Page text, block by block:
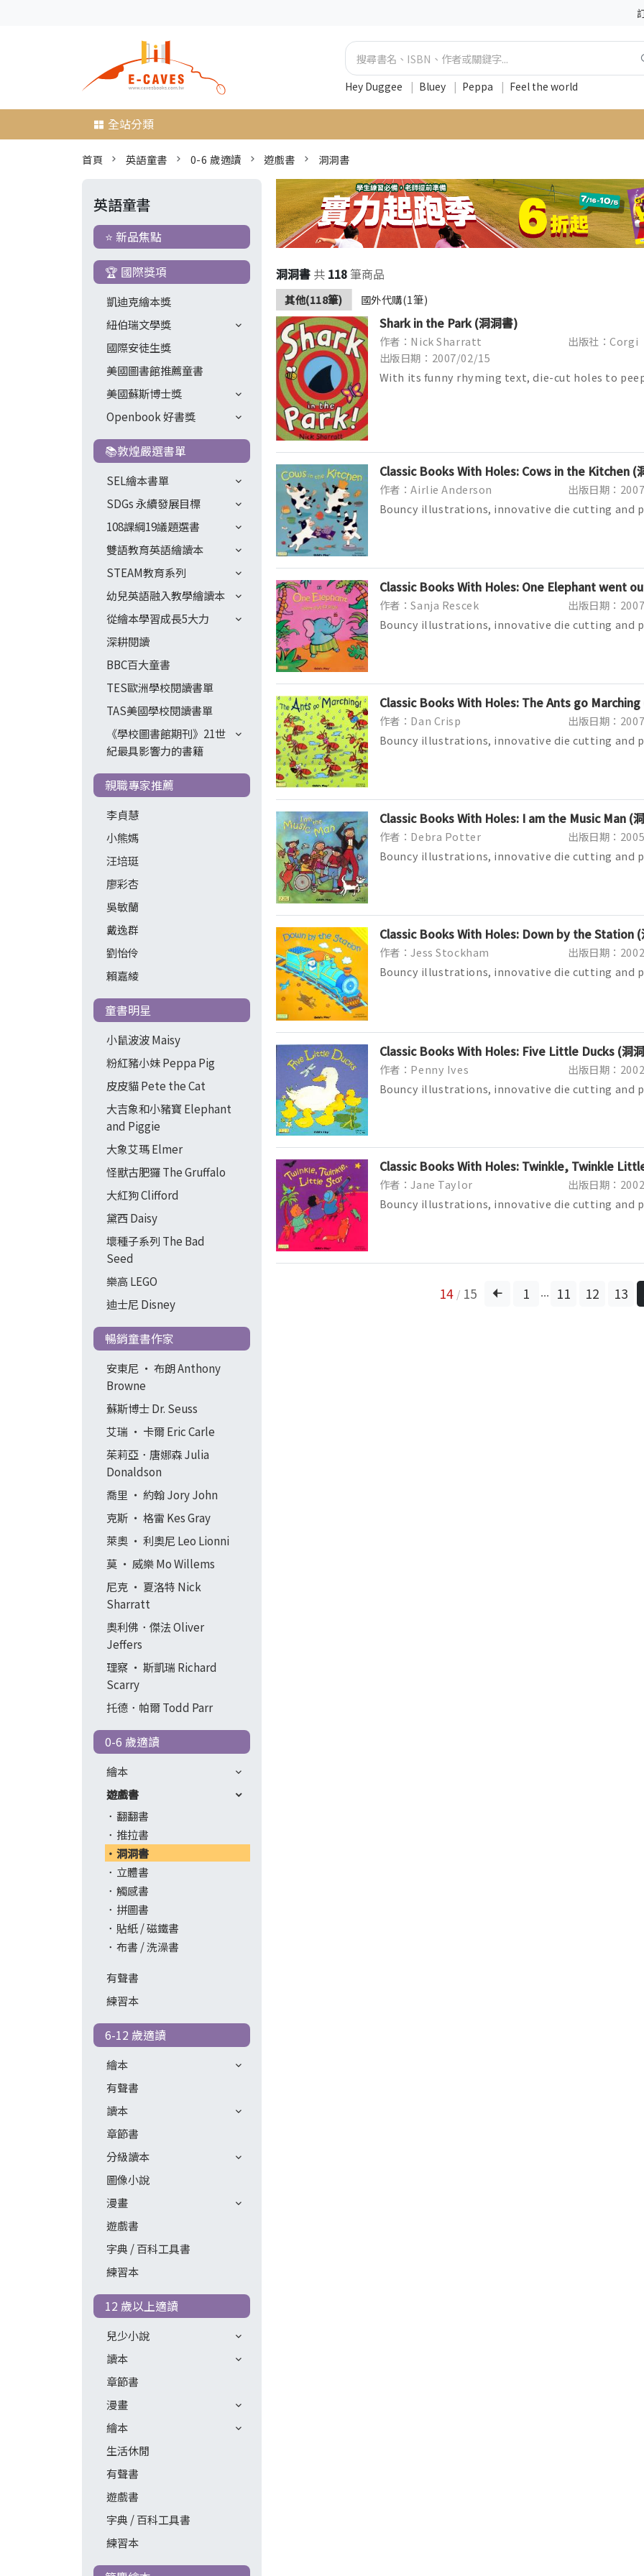
Hey Duggee | Bluey | Peppa | Feel the world
全站分類
首頁 英語童書 0-6 歲適讀 遊戲書 洞洞書
英語童書
⭐ 新品焦點
🏆 國際獎項
凱迪克繪本獎
紐伯瑞文學獎
國際安徒生獎
美國圖書館推薦童書
美國蘇斯博士獎
Openbook 好書獎
📚敦煌嚴選書單
SEL繪本書單
SDGs 永續發展目標
108課綱19議題選書
雙語教育英語繪讀本
STEAM教育系列
幼兒英語融入教學繪讀本
從繪本學習成長5大力
深耕閱讀
BBC百大童書
TES歐洲學校閱讀書單
TAS美國學校閱讀書單
《學校圖書館期刊》21世
紀最具影響力的書籍
親職專家推薦
李貞慧
小熊媽
汪培珽
廖彩杏
吳敏蘭
戴逸群
劉怡伶
賴嘉綾
童書明星
小鼠波波 Maisy
粉紅豬小妹 Peppa Pig
皮皮貓 Pete the Cat
大吉象和小豬寶 Elephant
and Piggie
大象艾瑪 Elmer
怪獸古肥玀 The Gruffalo
大紅狗 Clifford
黛西 Daisy
壞種子系列 The Bad
Seed
樂高 LEGO
迪士尼 Disney
暢銷童書作家
安東尼 ‧ 布朗 Anthony
Browne
蘇斯博士 Dr. Seuss
艾瑞 ‧ 卡爾 Eric Carle
茱莉亞．唐娜森 Julia
Donaldson
喬里 ‧ 約翰 Jory John
克斯 ‧ 格雷 Kes Gray
萊奧 ‧ 利奧尼 Leo Lionni
莫 ‧ 威樂 Mo Willems
尼克 ‧ 夏洛特 Nick
Sharratt
奧利佛．傑法 Oliver
Jeffers
理察 ‧ 斯凱瑞 Richard
Scarry
托德．帕爾 Todd Parr
0-6 歲適讀
繪本
遊戲書
翻翻書
推拉書
洞洞書
立體書
觸感書
拼圖書
貼紙 / 磁鐵書
布書 / 洗澡書
有聲書
練習本
6-12 歲適讀
繪本
有聲書
讀本
章節書
分級讀本
圖像小說
漫畫
遊戲書
字典 / 百科工具書
練習本
12 歲以上適讀
兒少小說
讀本
章節書
漫畫
繪本
生活休閒
有聲書
遊戲書
字典 / 百科工具書
練習本
洞洞書 共 118筆商品
其他(118筆) 國外代購(1筆)
Shark in the Park (洞洞書)
作者：Nick Sharratt
出版社：Corgi
出版日期：2007/02/15
With its funny rhyming text, die-cut holes to
Classic Books With Holes: Cows in the Kitchen (
作者：Airlie Anderson
出版日期：
Bouncy illustrations, innovative die cutting and
Classic Books With Holes: One Elephant went
作者：Sanja Rescek
出版日期：
Bouncy illustrations, innovative die cutting and
Classic Books With Holes: The Ants go Marching
作者：Dan Crisp
出版日期：
Bouncy illustrations, innovative die cutting and
Classic Books With Holes: I am the Music Man (
作者：Debra Potter
出版日期：
Bouncy illustrations, innovative die cutting and
Classic Books With Holes: Down by the Station (
作者：Jess Stockham
出版日期：
Bouncy illustrations, innovative die cutting and
Classic Books With Holes: Five Little Ducks (洞
作者：Penny Ives
出版日期：
Bouncy illustrations, innovative die cutting and
Classic Books With Holes: Twinkle, Twinkle
作者：Jane Taylor
出版日期：
Bouncy illustrations, innovative die cutting and
14 / 15 1 ... 11 12 13